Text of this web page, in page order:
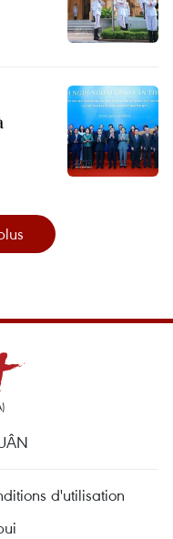
d'utilisation